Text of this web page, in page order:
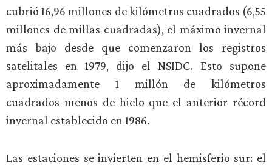
cubrió 16,96 millones de kilómetros cuadrados (6,55
millones de millas cuadradas), el máximo invernal
más bajo desde que comenzaron los registros
satelitales en 1979, dijo el NSIDC. Esto supone
aproximadamente 1 millón de kilómetros
cuadrados menos de hielo que el anterior récord
invernal establecido en 1986.
Las estaciones se invierten en el hemisferio sur: el